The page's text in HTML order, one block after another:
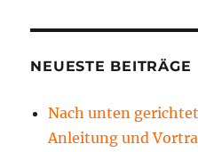
NEUESTE BEITRÄGE
Nach unten
Anleitung und